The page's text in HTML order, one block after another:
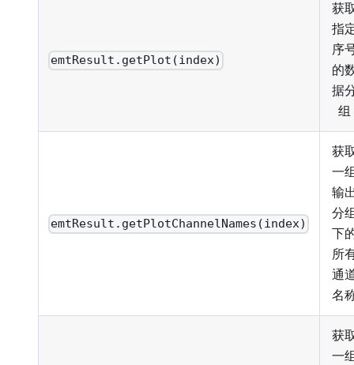
emtResult.getPlot(index)
获
指
序
的
据
组
emtResult.getPlotChannelNames(index)
获
一
输
分
下
所
通
名
获
一